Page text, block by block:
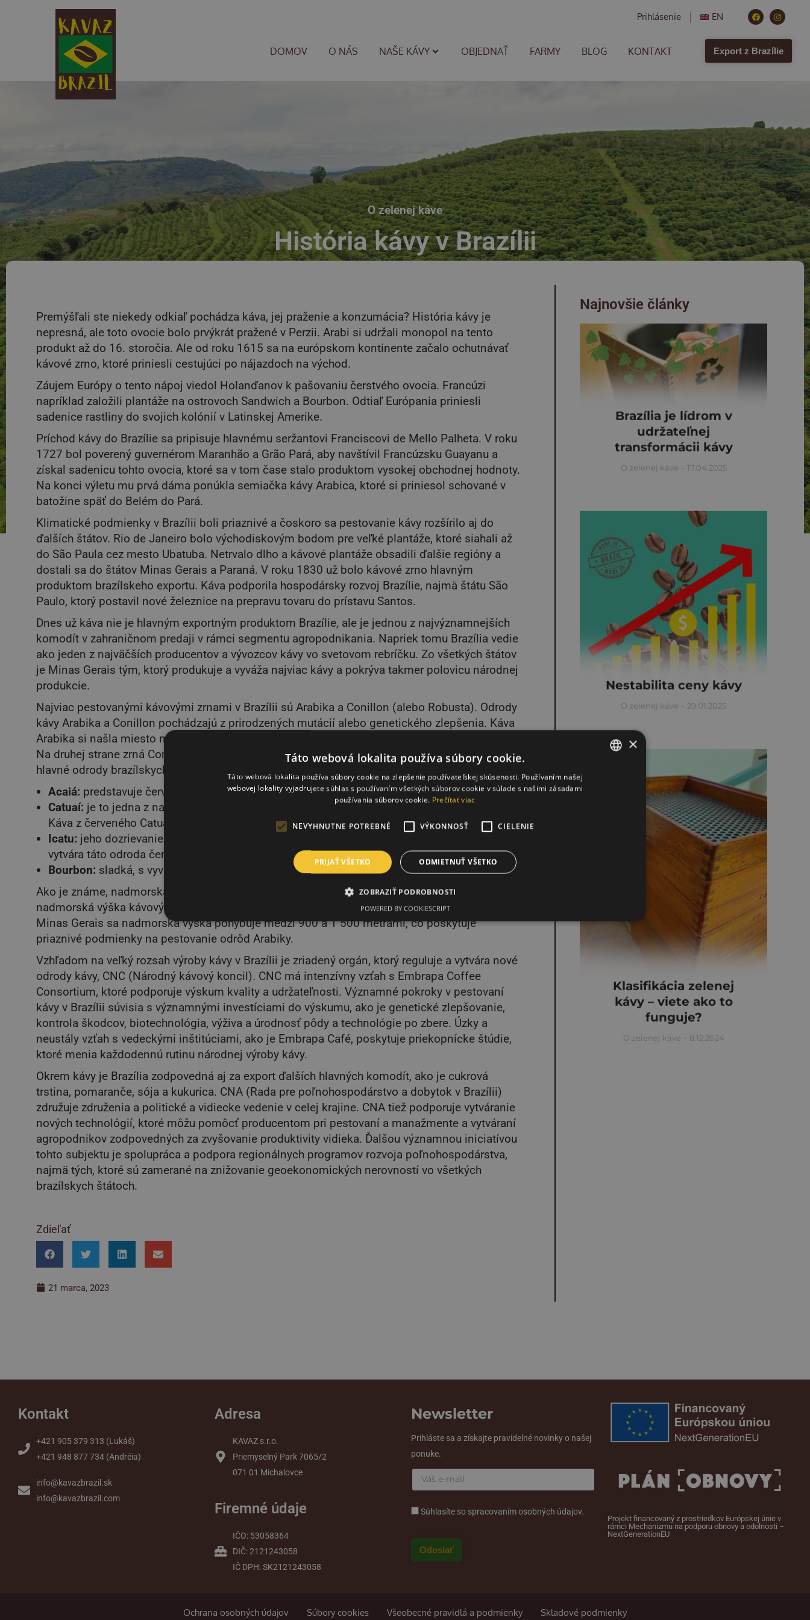
Prihlásenie EN
DOMOV O NÁS NAŠE KÁVY OBJEDNAŤ FARMY BLOG KONTAKT Export z Brazílie
O zelenej káve
História kávy v Brazílii
Premýšľali ste niekedy odkiaľ pochádza káva, jej praženie a konzumácia? História kávy je
nepresná, ale toto ovocie bolo prvýkrát pražené v Perzii. Arabi si udržali monopol na tento
produkt až do 16. storočia. Ale od roku 1615 sa na európskom kontinente začalo ochutnávať
kávové zrno, ktoré priniesli cestujúci po nájazdoch na východ.
Záujem Európy o tento nápoj viedol Holanďanov k pašovaniu čerstvého ovocia. Francúzi
napríklad založili plantáže na ostrovoch Sandwich a Bourbon. Odtiaľ Európania priniesli
sadenice rastliny do svojich kolónií v Latinskej Amerike.
Príchod kávy do Brazílie sa pripisuje hlavnému seržantovi Franciscovi de Mello Palheta. V roku
1727 bol poverený guvernérom Maranhão a Grão Pará, aby navštívil Francúzsku Guayanu a
získal sadenicu tohto ovocia, ktoré sa v tom čase stalo produktom vysokej obchodnej hodnoty.
Na konci výletu mu prvá dáma ponúkla semiačka kávy Arabica, ktoré si priniesol schované v
batožine späť do Belém do Pará.
Klimatické podmienky v Brazílii boli priaznivé a čoskoro sa pestovanie kávy rozšírilo aj do
ďalších štátov. Rio de Janeiro bolo východiskovým bodom pre veľké plantáže, ktoré siahali až
do São Paula cez mesto Ubatuba. Netrvalo dlho a kávové plantáže obsadili ďalšie regióny a
dostali sa do štátov Minas Gerais a Paraná. V roku 1830 už bolo kávové zrno hlavným
produktom brazílskeho exportu. Káva podporila hospodársky rozvoj Brazílie, najmä štátu São
Paulo, ktorý postavil nové železnice na prepravu tovaru do prístavu Santos.
Dnes už káva nie je hlavným exportným produktom Brazílie, ale je jednou z najvýznamnejších
komodít v zahraničnom predaji v rámci segmentu agropodnikania. Napriek tomu Brazília vedie
ako jeden z najväčších producentov a vývozcov kávy vo svetovom rebríčku. Zo všetkých štátov
je Minas Gerais tým, ktorý produkuje a vyváža najviac kávy a pokrýva takmer polovicu národnej
produkcie.
Najviac pestovanými kávovými zrnami v Brazílii sú Arabika a Conillon (alebo Robusta). Odrody
kávy Arabika a Conillon pochádzajú z prirodzených mutácií alebo genetického zlepšenia. Káva
Arabika si našla miesto medzi milovníkmi gurmánskej kávy, pretože je jemne kyslá a sladká.
Na druhej strane zrná Conillon majú čokoládový odtieň a sú dokonalé ako instantná káva. Tu sú
hlavné odrody brazílskych káv:
Acaiá: predstavuje červené plody s rovnomerným dozrievaním. Káva je ovocná a jemná;
Catuaí: je to jedna z najpestovanejších káv v Brazílii, nad 1 000 metrov nadmorskej výšky.
Káva z červeného Catuaí má plnšie telo ako žltý Catuaí;
Icatu: jeho dozrievanie sa mení od stredného po neskoré. S vysokou odolnosťou voči hrdzi
vytvára táto odroda červené alebo žlté plody;
Bourbon: sladká, s vyváženou kyslosťou, jemnou chuťou, ale silnou arómou.
Ako je známe, nadmorská výška plantáží priamo ovplyvňuje kvalitu kávy. V Brazílii je
nadmorská výška kávových plantáží najmenej 600 metrov, ale medzi regiónmi sa líši. Na juhu
Minas Gerais sa nadmorská výška pohybuje medzi 900 a 1 500 metrami, čo poskytuje
priaznivé podmienky na pestovanie odrôd Arabiky.
Vzhľadom na veľký rozsah výroby kávy v Brazílii je zriadený orgán, ktorý reguluje a vytvára nové
odrody kávy, CNC (Národný kávový koncil). CNC má intenzívny vzťah s Embrapa Coffee
Consortium, ktoré podporuje výskum kvality a udržateľnosti. Významné pokroky v pestovaní
kávy v Brazílii súvisia s významnými investíciami do výskumu, ako je genetické zlepšovanie,
kontrola škodcov, biotechnológia, výživa a úrodnosť pôdy a technológie po zbere. Úzky a
neustály vzťah s vedeckými inštitúciami, ako je Embrapa Café, poskytuje priekopnícke štúdie,
ktoré menia každodennú rutinu národnej výroby kávy.
Okrem kávy je Brazília zodpovedná aj za export ďalších hlavných komodít, ako je cukrová
trstina, pomaranče, sója a kukurica. CNA (Rada pre poľnohospodárstvo a dobytok v Brazílii)
združuje združenia a politické a vidiecke vedenie v celej krajine. CNA tiež podporuje vytváranie
nových technológií, ktoré môžu pomôcť producentom pri pestovaní a manažmente a vytváraní
agropodnikov zodpovedných za zvyšovanie produktivity vidieka. Ďalšou významnou iniciatívou
tohto subjektu je spolupráca a podpora regionálnych programov rozvoja poľnohospodárstva,
najmä tých, ktoré sú zamerané na znižovanie geoekonomických nerovností vo všetkých
brazílskych štátoch.
Zdieľať
21 marca, 2023
Najnovšie články
Brazília je lídrom v
udržateľnej
transformácii kávy
O zelenej káve 17.04.2025
Nestabilita ceny kávy
O zelenej káve 29.01.2025
Klasifikácia zelenej
kávy – viete ako to
funguje?
O zelenej káve 8.12.2024
Kontakt
+421 905 379 313 (Lukáš)
+421 948 877 734 (Andréia)
info@kavazbrazil.sk
info@kavazbrazil.com
Adresa
KAVAZ s.r.o.
Priemyselný Park 7065/2
071 01 Michalovce
Firemné údaje
IČO: 53058364
DIČ: 2121243058
IČ DPH: SK2121243058
Newsletter
Prihláste sa a získajte pravidelné novinky o našej
ponuke.
Súhlasíte so spracovaním osobných údajov.
Projekt financovaný z prostriedkov Európskej únie v
rámci Mechanizmu na podporu obnovy a odolnosti –
NextGenerationEU
Ochrana osobných údajov Súbory cookies Všeobecné pravidlá a podmienky Skladové podmienky
×
Táto webová lokalita používa súbory cookie.
Táto webová lokalita používa súbory cookie na zlepšenie používateľskej skúsenosti. Používaním našej
webovej lokality vyjadrujete súhlas s používaním všetkých súborov cookie v súlade s našimi zásadami
používania súborov cookie. Prečítať viac
NEVYHNUTNE POTREBNÉ VÝKONNOSŤ CIELENIE
PRIJAŤ VŠETKO ODMIETNUŤ VŠETKO
ZOBRAZIŤ PODROBNOSTI
POWERED BY COOKIESCRIPT